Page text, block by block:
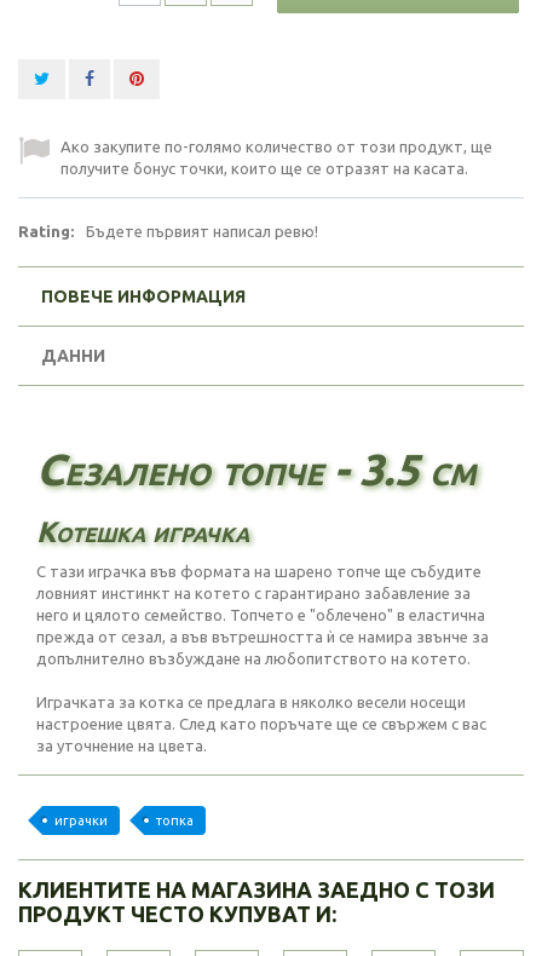
Ако закупите по-голямо количество от този продукт, ще
получите бонус точки, които ще се отразят на касата.
Rating: Бъдете първият написал ревю!
ПОВЕЧЕ ИНФОРМАЦИЯ
ДАННИ
Сезалено топче - 3.5 см
Котешка играчка
С тази играчка във формата на шарено топче ще събудите
ловният инстинкт на котето с гарантирано забавление за
него и цялото семейство. Топчето е "облечено" в еластична
прежда от сезал, а във вътрешността ѝ се намира звънче за
допълнително възбуждане на любопитството на котето.
Играчката за котка се предлага в няколко весели носещи
настроение цвята. След като поръчате ще се свържем с вас
за уточнение на цвета.
играчки топка
КЛИЕНТИТЕ НА МАГАЗИНА ЗАЕДНО С ТОЗИ
ПРОДУКТ ЧЕСТО КУПУВАТ И: